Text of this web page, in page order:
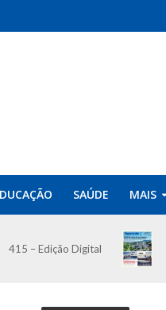
SAÚDE MAIS
415 – Edição Digital